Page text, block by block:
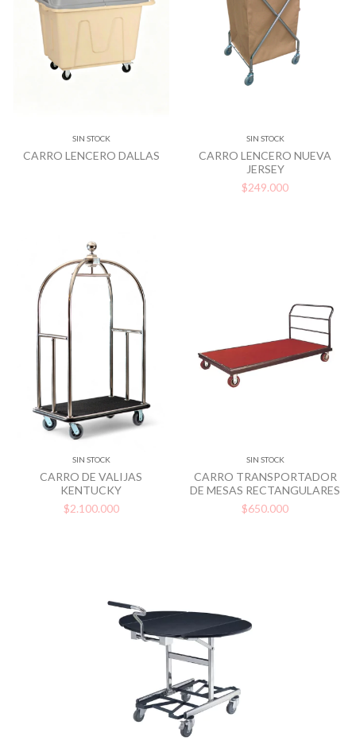
SIN STOCK
CARRO LENCERO DALLAS
SIN STOCK
CARRO LENCERO NUEVA
JERSEY
$249.000
SIN STOCK
CARRO DE VALIJAS
KENTUCKY
$2.100.000
SIN STOCK
CARRO TRANSPORTADOR
DE MESAS RECTANGULARES
$650.000